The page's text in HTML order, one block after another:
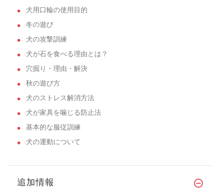
犬用口輪の使用目的
冬の遊び
犬の攻撃訓練
犬が石を食べる理由とは？
穴掘り・理由・解決
秋の遊び方
犬のストレス解消方法
犬が家具を噛じる防止法
基本的な服従訓練
犬の運動について
追加情報